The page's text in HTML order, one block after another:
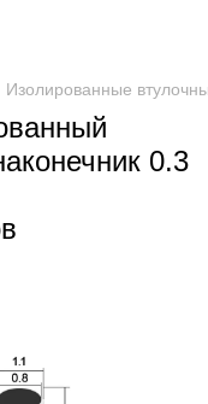
Изолированные
0.3